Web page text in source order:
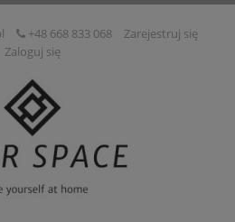
+48 668 833 068
Zarejestruj się
Zaloguj się